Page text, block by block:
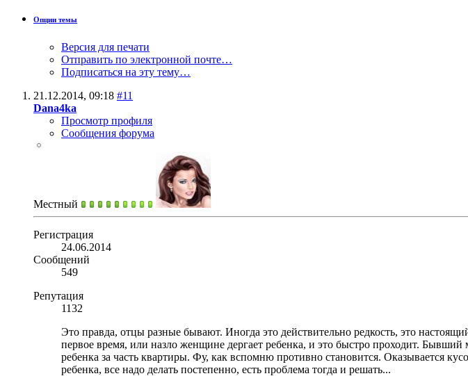
Опции темы
Версия для печати
Отправить по электронной почте…
Подписаться на эту тему…
21.12.2014, 09:18 #11
Dana4ka
Просмотр профиля
Сообщения форума
Местный
Регистрация
24.06.2014
Сообщений
549
Репутация
1132
Это правда, отцы разные бывают. Иногда это действительно редкость, это
первое время, или назло женщине дергает ребенка, и это быстро проходит.
ребенка за часть квартиры. Фу, как вспомню противно становится. Оказывается
ребенка, все надо делать постепенно, есть проблема тогда и решать...